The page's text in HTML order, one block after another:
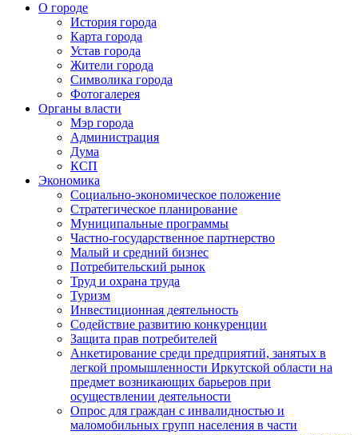
О городе
История города
Карта города
Устав города
Жители города
Символика города
Фотогалерея
Органы власти
Мэр города
Администрация
Дума
КСП
Экономика
Социально-экономическое положение
Стратегическое планирование
Муниципальные программы
Частно-государственное партнерство
Малый и средний бизнес
Потребительский рынок
Труд и охрана труда
Туризм
Инвестиционная деятельность
Содействие развитию конкуренции
Защита прав потребителей
Анкетирование среди предприятий, занятых в
легкой промышленности Иркутской области на
предмет возникающих барьеров при
осуществлении деятельности
Опрос для граждан с инвалидностью и
маломобильных групп населения в части